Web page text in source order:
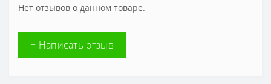
Нет отзывов о данном товаре.
+ Написать отзыв